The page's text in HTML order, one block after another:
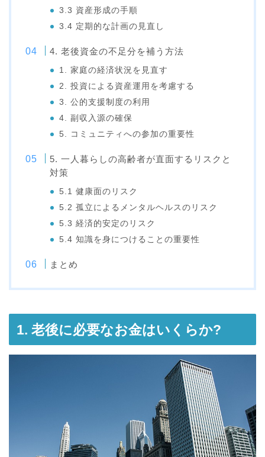
3.3 資産形成の手順
3.4 定期的な計画の見直し
4. 老後資金の不足分を補う方法
1. 家庭の経済状況を見直す
2. 投資による資産運用を考慮する
3. 公的支援制度の利用
4. 副収入源の確保
5. コミュニティへの参加の重要性
5. 一人暮らしの高齢者が直面するリスクと
対策
5.1 健康面のリスク
5.2 孤立によるメンタルヘルスのリスク
5.3 経済的安定のリスク
5.4 知識を身につけることの重要性
まとめ
1. 老後に必要なお金はいくらか?